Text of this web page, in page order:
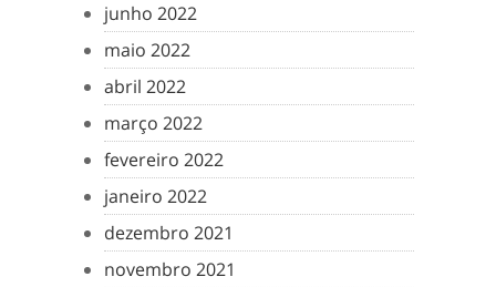
junho 2022
maio 2022
abril 2022
março 2022
fevereiro 2022
janeiro 2022
dezembro 2021
novembro 2021